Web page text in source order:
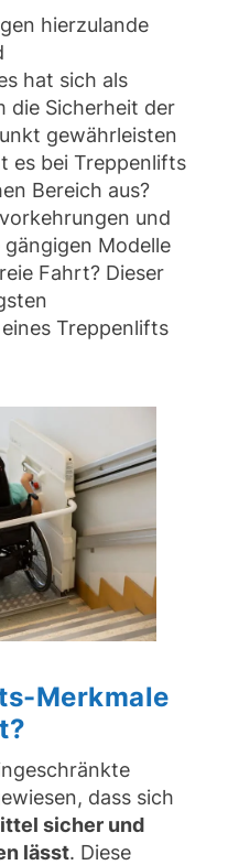
hierzulande
hat sich als
die Sicherheit der
gewährleisten
es bei Treppenlifts
Bereich aus?
und
Modelle
Fahrt? Dieser
Treppenlifts
Merkmale
dass sich
sicher und
lässt. Diese